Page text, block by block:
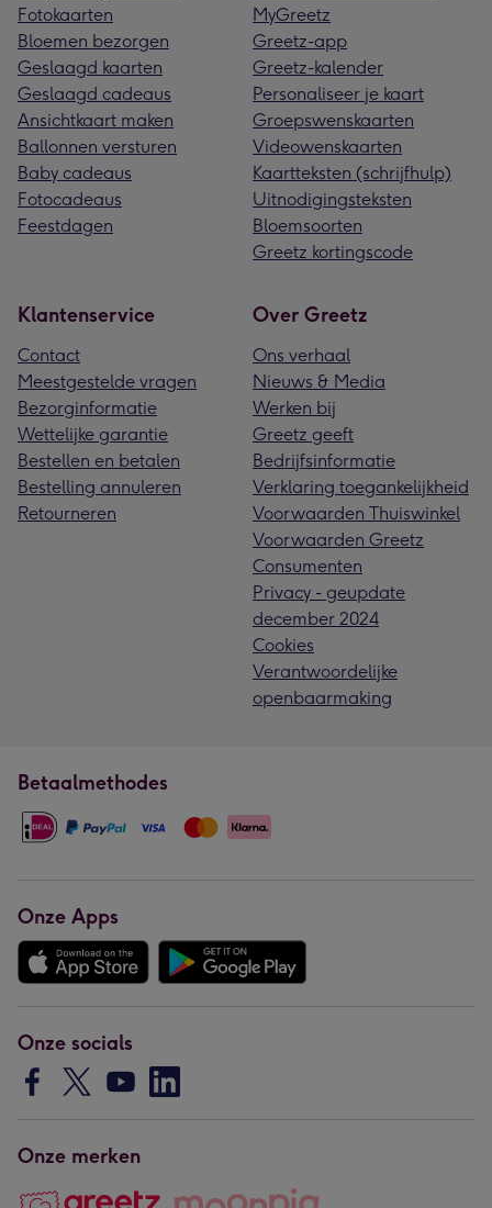
Fotokaarten
Bloemen bezorgen
Geslaagd kaarten
Geslaagd cadeaus
Ansichtkaart maken
Ballonnen versturen
Baby cadeaus
Fotocadeaus
Feestdagen
MyGreetz
Greetz-app
Greetz-kalender
Personaliseer je kaart
Groepswenskaarten
Videowenskaarten
Kaartteksten (schrijfhulp)
Uitnodigingsteksten
Bloemsoorten
Greetz kortingscode
Klantenservice
Contact
Meestgestelde vragen
Bezorginformatie
Wettelijke garantie
Bestellen en betalen
Bestelling annuleren
Retourneren
Over Greetz
Ons verhaal
Nieuws & Media
Werken bij
Greetz geeft
Bedrijfsinformatie
Verklaring toegankelijkheid
Voorwaarden Thuiswinkel
Voorwaarden Greetz
Consumenten
Privacy - geupdate
december 2024
Cookies
Verantwoordelijke
openbaarmaking
Betaalmethodes
Onze Apps
Onze socials
Onze merken